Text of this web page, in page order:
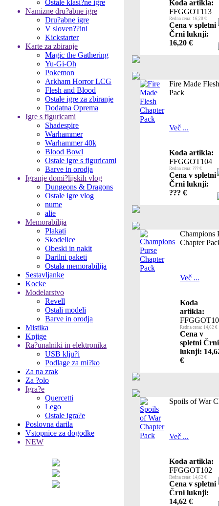
Ostale klasi?ne igre
Namizne dru?abne igre
Dru?abne igre
V sloven??ini
Kickstarter
Karte za zbiranje
Magic the Gathering
Yu-Gi-Oh
Pokemon
Arkham Horror LCG
Flesh and Blood
Ostale igre za zbiranje
Dodatna Oprema
Igre s figuricami
Shadespire
Warhammer
Warhammer 40k
Blood Bowl
Ostale igre s figuricami
Barve in orodja
Igranje domi?lijskih vlog
Dungeons & Dragons
Ostale igre vlog
nume
alie
Memorabilija
Plakati
Skodelice
Obeski in nakit
Darilni paketi
Ostala memorabilija
Sestavljanke
Kocke
Modelarstvo
Revell
Ostali modeli
Barve in orodja
Mistika
Knjige
Ra?unalniki in elektronika
USB klju?i
Podlage za mi?ko
Za na zrak
Za ?olo
Igra?e
Quercetti
Lego
Ostale igra?e
Poslovna darila
Vstopnice za dogodke
NEW
Koda artikla:
FFGGOT113
Redna cena: 16,20 €
Cena v spletni
Črni luknji:
16,20 €
Fire Made
Pack
Več ...
Koda artikla:
FFGGOT104
Redna cena: ??? €
Cena v spletni
Črni luknji:
??? €
Champions
Chapter
Več ...
Koda
artikla:
Redna cena: 14,62 €
Cena v
spletni Črni
luknji:
€
Spoils of War
Več ...
Koda artikla:
FFGGOT102
Redna cena: 14,62 €
Cena v spletni
Črni luknji:
14,62 €